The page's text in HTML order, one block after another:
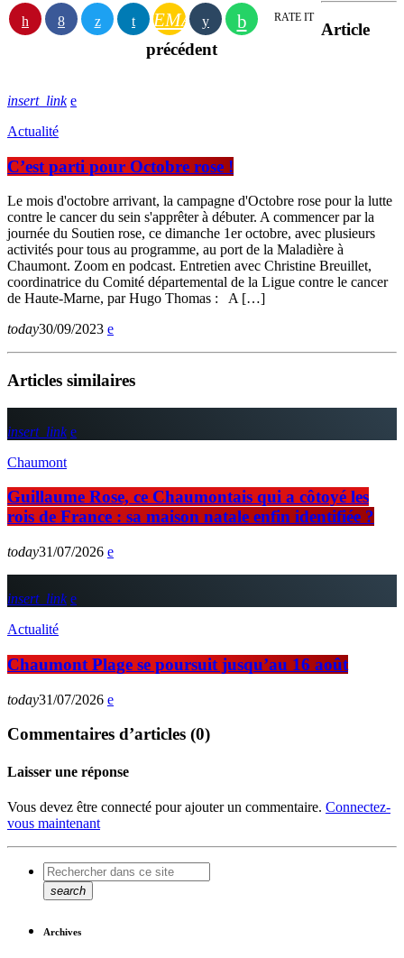
EMAIL RATE IT
Article
précédent
insert_link
Actualité
C’est parti pour Octobre rose !
Le mois d'octobre arrivant, la campagne d'Octobre rose pour la lutte
contre le cancer du sein s'apprêter à débuter. A commencer par la
journée du Soutien rose, ce dimanche 1er octobre, avec plusieurs
activités pour tous au programme, au port de la Maladière à
Chaumont. Zoom en podcast. Entretien avec Christine Breuillet,
coordinatrice du Comité départemental de la Ligue contre le cancer
de Haute-Marne, par Hugo Thomas : A […]
today30/09/2023
Articles similaires
insert_link
Chaumont
Guillaume Rose, ce Chaumontais qui a côtoyé les
rois de France : sa maison natale enfin identifiée ?
today31/07/2026
insert_link
Actualité
Chaumont Plage se poursuit jusqu’au 16 août
today31/07/2026
Commentaires d’articles (0)
Laisser une réponse
Vous devez être connecté pour ajouter un commentaire. Connectez-
vous maintenant
search
Archives